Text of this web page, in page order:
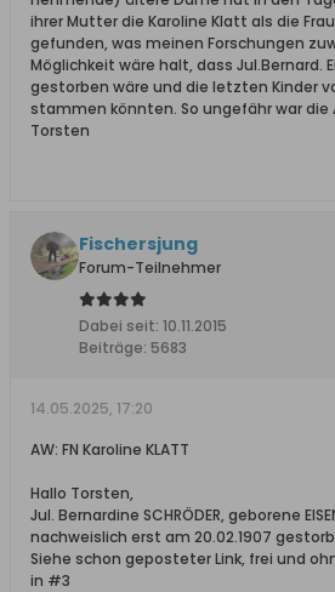
ihrer Mutter die Karoline Klatt als die
gefunden, was meinen Forschungen
Möglichkeit wäre halt, dass Jul.Bernard.
gestorben wäre und die letzten Kinder
stammen könnten. So ungefähr war die
Torsten
Fischersjung
Forum-Teilnehmer
Dabei seit: 10.11.2015
Beiträge: 5683
14.05.2025, 17:20
AW: FN Karoline KLATT
Hallo Torsten,
Jul. Bernardine SCHRÖDER, geborene
nachweislich erst am 20.02.1907
Siehe schon geposteter Link, frei und
in #3